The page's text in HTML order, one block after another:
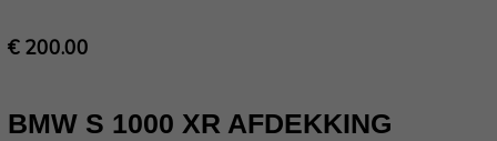
€ 200.00
BMW S 1000 XR AFDEKKING